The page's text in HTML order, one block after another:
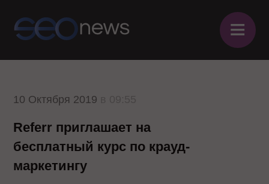
≡
10 Октября 2019
Referr приглашает на
бесплатный курс по крауд-
маркетингу